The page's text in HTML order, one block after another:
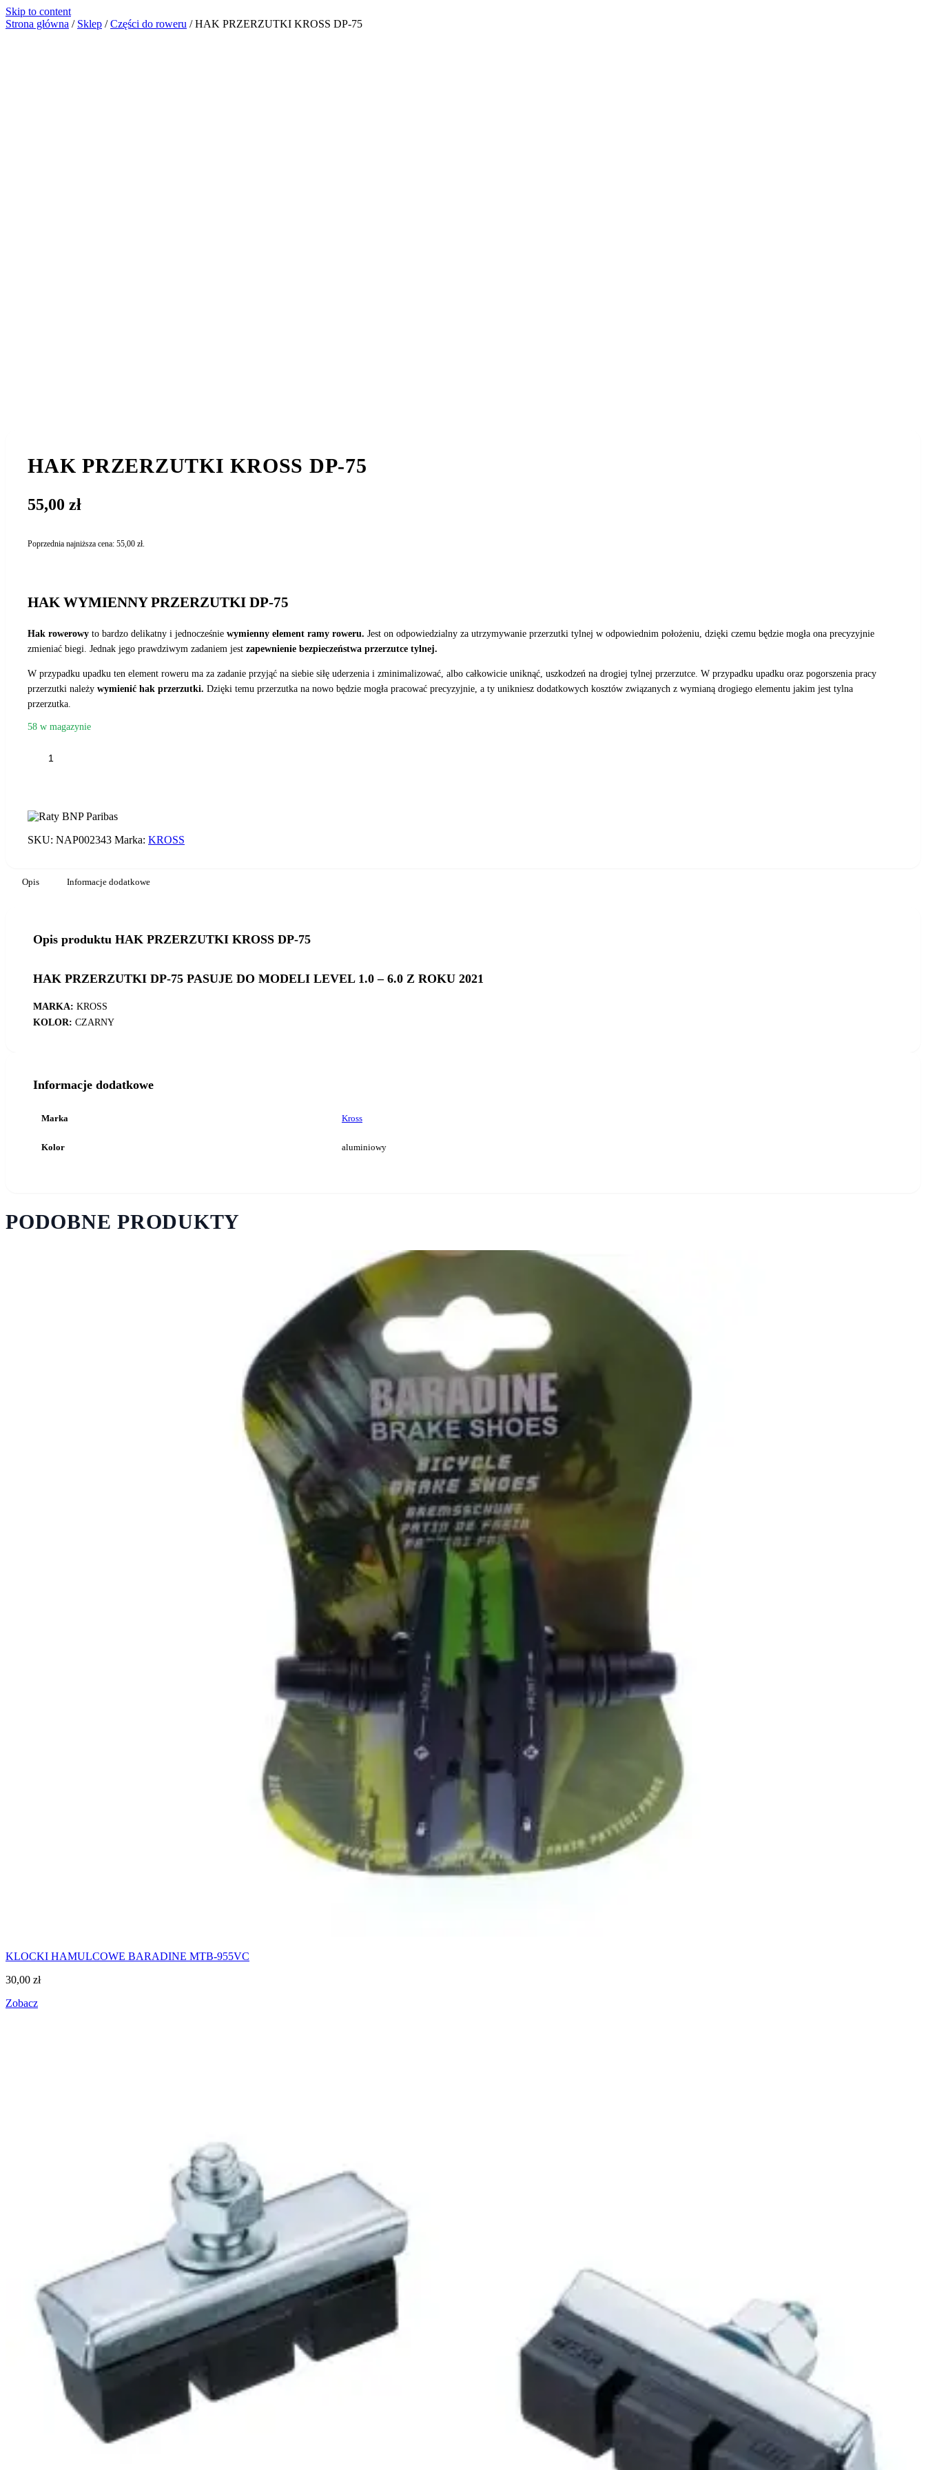
Skip to content
Strona główna / Sklep / Części do roweru / HAK PRZERZUTKI KROSS DP-75
HAK PRZERZUTKI KROSS DP-75
55,00 zł
Poprzednia najniższa cena: 55,00 zł.
HAK WYMIENNY PRZERZUTKI DP-75
Hak rowerowy to bardzo delikatny i jednocześnie wymienny element ramy roweru. Jest on odpowiedzialny za utrzymywanie przerzutki tylnej w odpowiednim położeniu, dzięki czemu będzie mogła ona precyzyjnie
zmieniać biegi. Jednak jego prawdziwym zadaniem jest zapewnienie bezpieczeństwa przerzutce tylnej.
W przypadku upadku ten element roweru ma za zadanie przyjąć na siebie siłę uderzenia i zminimalizować, albo całkowicie uniknąć, uszkodzeń na drogiej tylnej przerzutce. W przypadku upadku oraz pogorszenia pracy
przerzutki należy wymienić hak przerzutki. Dzięki temu przerzutka na nowo będzie mogła pracować precyzyjnie, a ty unikniesz dodatkowych kosztów związanych z wymianą drogiego elementu jakim jest tylna
przerzutka.
58 w magazynie
DP-
75
SKU: NAP002343 Marka: KROSS
Opis Informacje dodatkowe
Opis produktu HAK PRZERZUTKI KROSS DP-75
HAK PRZERZUTKI DP-75 PASUJE DO MODELI LEVEL 1.0 – 6.0 Z ROKU 2021
MARKA: KROSS
KOLOR: CZARNY
Informacje dodatkowe
Marka Kross
Kolor aluminiowy
PODOBNE PRODUKTY
KLOCKI HAMULCOWE BARADINE MTB-955VC
30,00 zł
Zobacz